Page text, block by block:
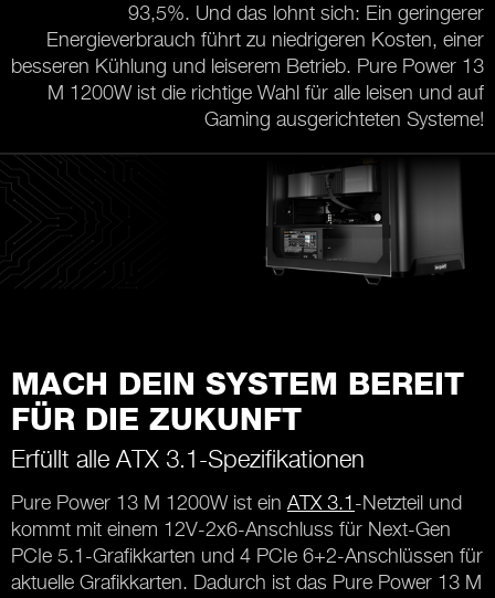
93,5%. Und das lohnt sich: Ein geringerer
Energieverbrauch führt zu niedrigeren Kosten, einer
besseren Kühlung und leiserem Betrieb. Pure Power 13
M 1200W ist die richtige Wahl für alle leisen und auf
Gaming ausgerichteten Systeme!
MACH DEIN SYSTEM BEREIT
FÜR DIE ZUKUNFT
Erfüllt alle ATX 3.1-Spezifikationen
Pure Power 13 M 1200W ist ein ATX 3.1-Netzteil und
kommt mit einem 12V-2x6-Anschluss für Next-Gen
PCIe 5.1-Grafikkarten und 4 PCIe 6+2-Anschlüssen für
aktuelle Grafikkarten. Dadurch ist das Pure Power 13 M